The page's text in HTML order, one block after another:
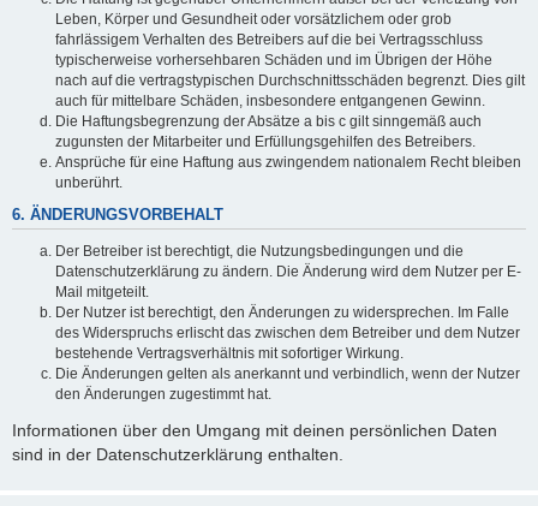
Leben, Körper und Gesundheit oder vorsätzlichem oder grob
fahrlässigem Verhalten des Betreibers auf die bei Vertragsschluss
typischerweise vorhersehbaren Schäden und im Übrigen der Höhe
nach auf die vertragstypischen Durchschnittsschäden begrenzt. Dies gilt
auch für mittelbare Schäden, insbesondere entgangenen Gewinn.
Die Haftungsbegrenzung der Absätze a bis c gilt sinngemäß auch
zugunsten der Mitarbeiter und Erfüllungsgehilfen des Betreibers.
Ansprüche für eine Haftung aus zwingendem nationalem Recht bleiben
unberührt.
6. ÄNDERUNGSVORBEHALT
Der Betreiber ist berechtigt, die Nutzungsbedingungen und die
Datenschutzerklärung zu ändern. Die Änderung wird dem Nutzer per E-
Mail mitgeteilt.
Der Nutzer ist berechtigt, den Änderungen zu widersprechen. Im Falle
des Widerspruchs erlischt das zwischen dem Betreiber und dem Nutzer
bestehende Vertragsverhältnis mit sofortiger Wirkung.
Die Änderungen gelten als anerkannt und verbindlich, wenn der Nutzer
den Änderungen zugestimmt hat.
Informationen über den Umgang mit deinen persönlichen Daten
sind in der Datenschutzerklärung enthalten.